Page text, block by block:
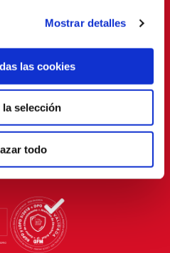
Mostrar detalles
las cookies
selección
todo